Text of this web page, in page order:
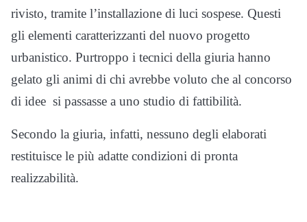
rivisto, tramite l’installazione di luci sospese. Questi
gli elementi caratterizzanti del nuovo progetto
urbanistico. Purtroppo i tecnici della giuria hanno
gelato gli animi di chi avrebbe voluto che al concorso
di idee si passasse a uno studio di fattibilità.
Secondo la giuria, infatti, nessuno degli elaborati
restituisce le più adatte condizioni di pronta
realizzabilità.